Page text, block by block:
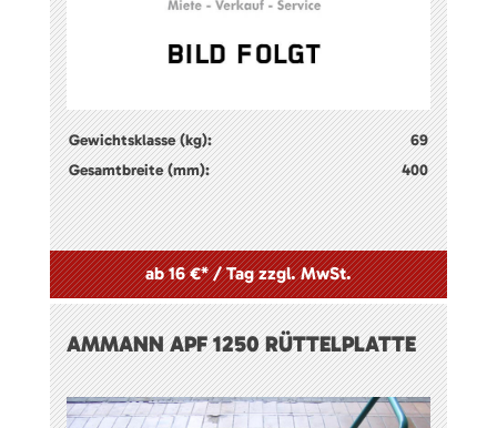
Gewichtsklasse (kg):
69
Gesamtbreite (mm):
400
ab 16 €* / Tag zzgl. MwSt.
AMMANN APF 1250 RÜTTELPLATTE